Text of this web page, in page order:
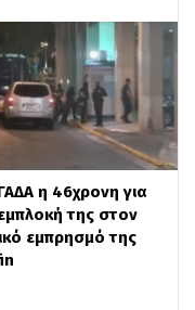
η 46χρονη για
της στον
εμπρησμό της